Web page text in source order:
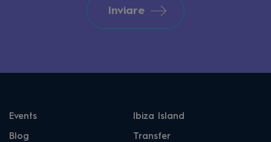
Inviare
Events Ibiza Island
Blog Transfer